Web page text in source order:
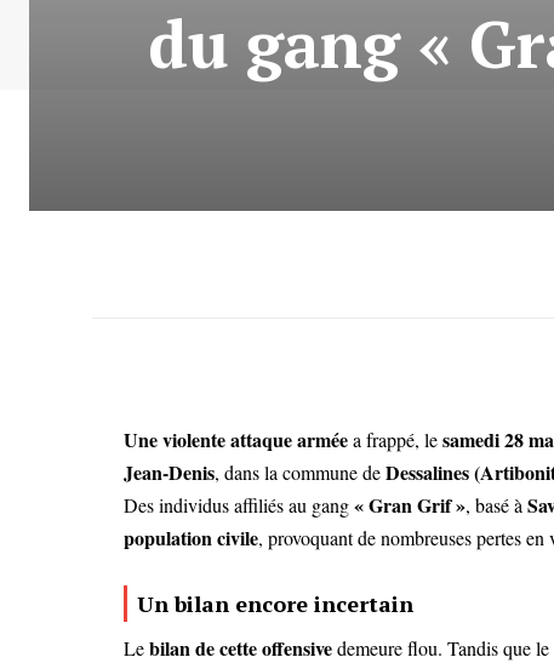
du gang «
Une violente attaque arméea frappé, lesamedi 28
Jean-Denis, dans la commune deDessalines
Des individus affiliés au gang« Gran Grif », basé à
population civile, provoquant de nombreuses pertes
Un bilan encore incertain
Lebilan de cette offensivedemeure flou. Tandis que